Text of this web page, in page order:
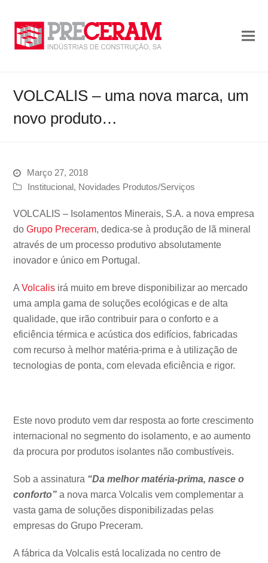
VOLCALIS – uma nova marca, um
novo produto…
Março 27, 2018
Institucional, Novidades Produtos/Serviços
VOLCALIS – Isolamentos Minerais, S.A. a nova empresa
doGrupo Preceram, dedica-se à produção de lã mineral
através de um processo produtivo absolutamente
inovador e único em Portugal.
AVolcalis irá muito em breve disponibilizar ao mercado
uma ampla gama de soluções ecológicas e de alta
qualidade, que irão contribuir para o conforto e a
eficiência térmica e acústica dos edifícios, fabricadas
com recurso à melhor matéria-prima e à utilização de
tecnologias de ponta, com elevada eficiência e rigor.
Este novo produto vem dar resposta ao forte crescimento
internacional no segmento do isolamento, e ao aumento
da procura por produtos isolantes não combustíveis.
Sob a assinatura “Da melhor matéria-prima, nasce o
conforto” a nova marca Volcalis vem complementar a
vasta gama de soluções disponibilizadas pelas
empresas do Grupo Preceram.
A fábrica da Volcalis está localizada no centro de